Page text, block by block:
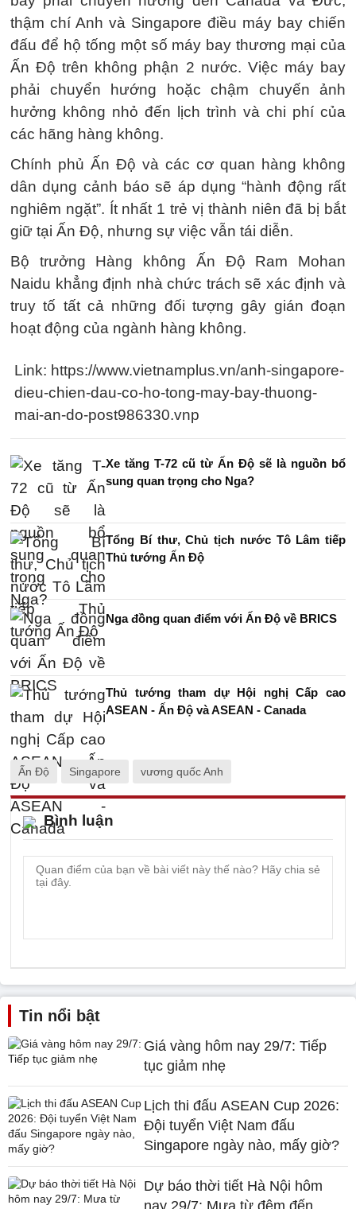
thậm chí Anh và Singapore điều máy bay chiến
đấu để hộ tống một số máy bay thương mại của
Ấn Độ trên không phận 2 nước. Việc máy bay
phải chuyển hướng hoặc chậm chuyến ảnh
hưởng không nhỏ đến lịch trình và chi phí của
các hãng hàng không.
Chính phủ Ấn Độ và các cơ quan hàng không
dân dụng cảnh báo sẽ áp dụng “hành động rất
nghiêm ngặt”. Ít nhất 1 trẻ vị thành niên đã bị bắt
giữ tại Ấn Độ, nhưng sự việc vẫn tái diễn.
Bộ trưởng Hàng không Ấn Độ Ram Mohan
Naidu khẳng định nhà chức trách sẽ xác định và
truy tố tất cả những đối tượng gây gián đoạn
hoạt động của ngành hàng không.
Link: https://www.vietnamplus.vn/anh-singapore-
dieu-chien-dau-co-ho-tong-may-bay-thuong-
mai-an-do-post986330.vnp
Xe tăng T-72 cũ từ Ấn Độ sẽ là nguồn bổ
sung quan trọng cho Nga?
Tổng Bí thư, Chủ tịch nước Tô Lâm tiếp
Thủ tướng Ấn Độ
Nga đồng quan điểm với Ấn Độ về BRICS
Thủ tướng tham dự Hội nghị Cấp cao
ASEAN - Ấn Độ và ASEAN - Canada
Ấn Độ Singapore vương quốc Anh
Bình luận
Tin nổi bật
Giá vàng hôm nay 29/7: Tiếp
tục giảm nhẹ
Lịch thi đấu ASEAN Cup 2026:
Đội tuyển Việt Nam đấu
Singapore ngày nào, mấy giờ?
Dự báo thời tiết Hà Nội hôm
nay 29/7: Mưa từ đêm đến